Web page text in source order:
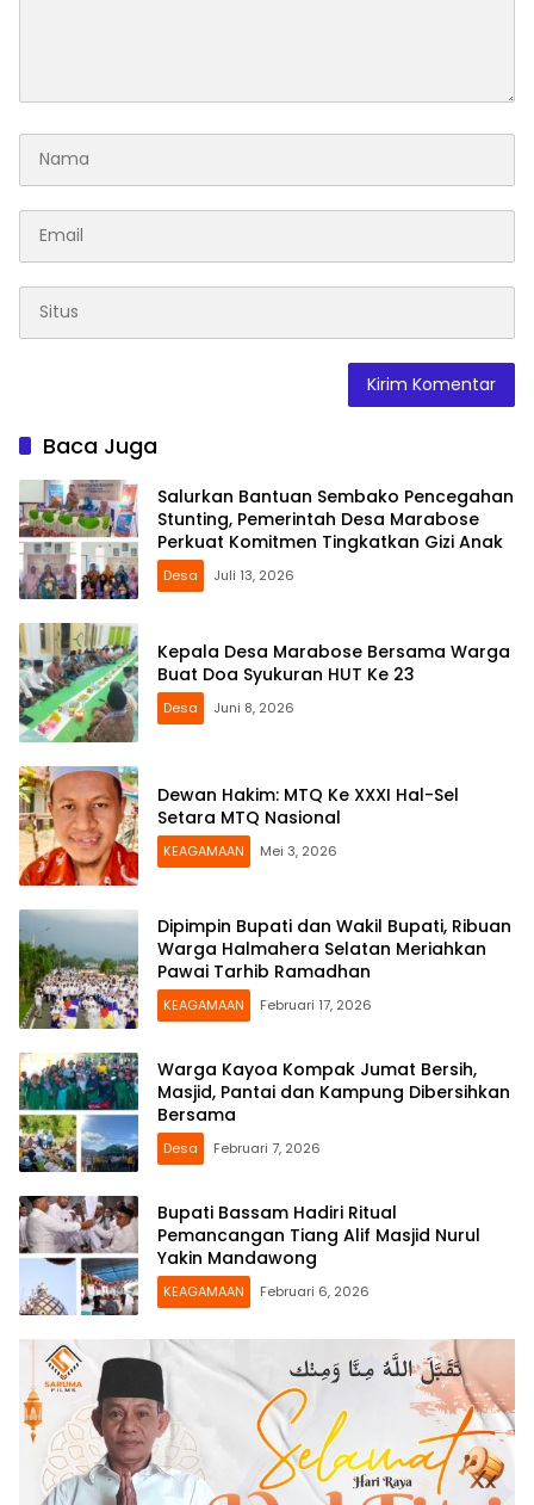
Baca Juga
Salurkan Bantuan Sembako Pencegahan
Stunting, Pemerintah Desa Marabose
Perkuat Komitmen Tingkatkan Gizi Anak
Desa Juli 13, 2026
Kepala Desa Marabose Bersama Warga
Buat Doa Syukuran HUT Ke 23
Desa Juni 8, 2026
Dewan Hakim: MTQ Ke XXXI Hal-Sel
Setara MTQ Nasional
KEAGAMAAN Mei 3, 2026
Dipimpin Bupati dan Wakil Bupati, Ribuan
Warga Halmahera Selatan Meriahkan
Pawai Tarhib Ramadhan
KEAGAMAAN Februari 17, 2026
Warga Kayoa Kompak Jumat Bersih,
Masjid, Pantai dan Kampung Dibersihkan
Bersama
Desa Februari 7, 2026
Bupati Bassam Hadiri Ritual
Pemancangan Tiang Alif Masjid Nurul
Yakin Mandawong
KEAGAMAAN Februari 6, 2026